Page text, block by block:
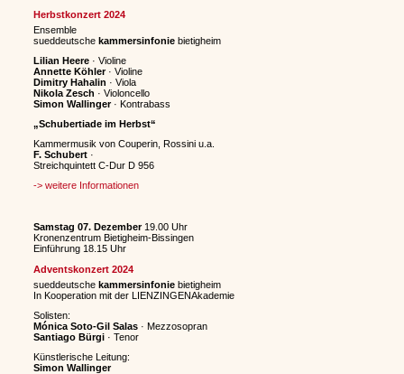
Herbstkonzert 2024
Ensemble
sueddeutsche kammersinfoniebietigheim
Lilian Heere · Violine
Annette Köhler· Violine
Dimitry Hahalin · Viola
Nikola Zesch · Violoncello
Simon Wallinger · Kontrabass
„Schubertiade im Herbst“
Kammermusik von Couperin, Rossini u.a.
F. Schubert·
Streichquintett C-Dur D 956
-> weitere Informationen
Samstag 07. Dezember 19.00 Uhr
Kronenzentrum Bietigheim-Bissingen
Einführung 18.15 Uhr
Adventskonzert 2024
sueddeutsche kammersinfonie bietigheim
In Kooperation mit der LIENZINGENAkademie
Solisten:
Mónica Soto-Gil Salas · Mezzosopran
Santiago Bürgi · Tenor
Künstlerische Leitung:
Simon Wallinger